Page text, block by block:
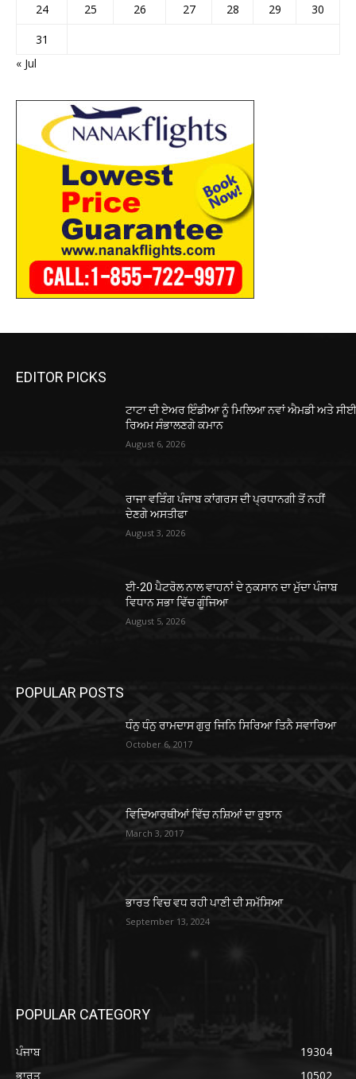
24
25 26 27 28 29
30
31
« Jul
EDITOR PICKS
ਟਾਟਾ ਦੀ ਏਅਰ ਇੰਡੀਆ ਨੂੰ ਮਿਲਿਆ ਨਵਾਂ ਐਮਡੀ ਅਤੇ
ਰਿਅਮ ਸੰਭਾਲਣਗੇ ਕਮਾਨ
August 6, 2026
ਰਾਜਾ ਵੜਿੰਗ ਪੰਜਾਬ ਕਾਂਗਰਸ ਦੀ ਪ੍ਰਧਾਨਗੀ ਤੋਂ ਨਹੀਂ
ਦੇਣਗੇ ਅਸਤੀਫਾ
August 3, 2026
ਈ-20 ਪੈਟਰੋਲ ਨਾਲ ਵਾਹਨਾਂ ਦੇ ਨੁਕਸਾਨ ਦਾ ਮੁੱਦਾ ਪੰਜਾਬ
ਵਿਧਾਨ ਸਭਾ ਵਿੱਚ ਗੂੰਜਿਆ
August 5, 2026
POPULAR POSTS
ਧੰਨੁ ਧੰਨੁ ਰਾਮਦਾਸ ਗੁਰੁ ਜਿਨਿ ਸਿਰਿਆ ਤਿਨੈ ਸਵਾਰਿਆ
October 6, 2017
ਵਿਦਿਆਰਥੀਆਂ ਵਿੱਚ ਨਸ਼ਿਆਂ ਦਾ ਰੁਝਾਨ
March 3, 2017
ਭਾਰਤ ਵਿਚ ਵਧ ਰਹੀ ਪਾਣੀ ਦੀ ਸਮੱਸਿਆ
September 13, 2024
POPULAR CATEGORY
ਪੰਜਾਬ
19304
ਭਾਰਤ
10502